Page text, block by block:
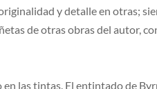
y detalle en otras;
de otras obras del autor,
las tintas. El entintado de